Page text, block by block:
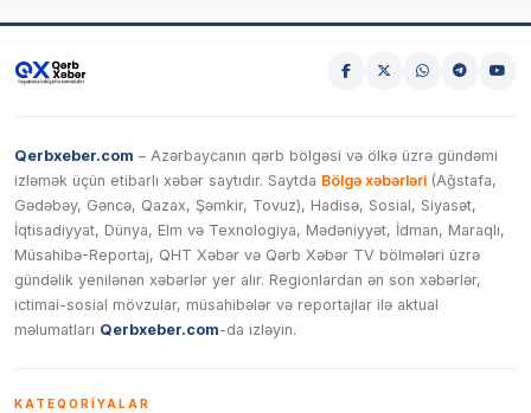
Qerbxeber.com – Azərbaycanın qərb bölgəsi və ölkə üzrə gündəmi
izləmək üçün etibarlı xəbər saytıdır. Saytda Bölgə xəbərləri (Ağstafa,
Gədəbəy, Gəncə, Qazax, Şəmkir, Tovuz), Hadisə, Sosial, Siyasət,
İqtisadiyyat, Dünya, Elm və Texnologiya, Mədəniyyət, İdman, Maraqlı,
Müsahibə-Reportaj, QHT Xəbər və Qərb Xəbər TV bölmələri üzrə
gündəlik yenilənən xəbərlər yer alır. Regionlardan ən son xəbərlər,
ictimai-sosial mövzular, müsahibələr və reportajlar ilə aktual
məlumatları Qerbxeber.com-da izləyin.
KATEQORIYALAR